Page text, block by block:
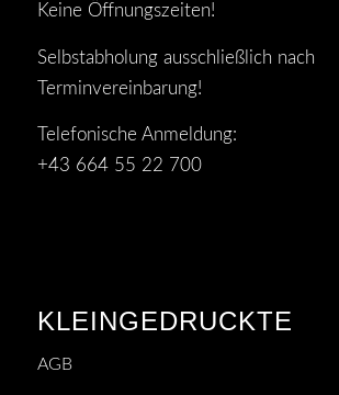
Keine Öffnungszeiten!
Selbstabholung ausschließlich nach
Terminvereinbarung!
Telefonische Anmeldung:
+43 664 55 22 700
KLEINGEDRUCKTE
AGB